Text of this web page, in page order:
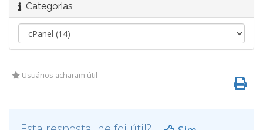
Categorias
Usuários acharam útil